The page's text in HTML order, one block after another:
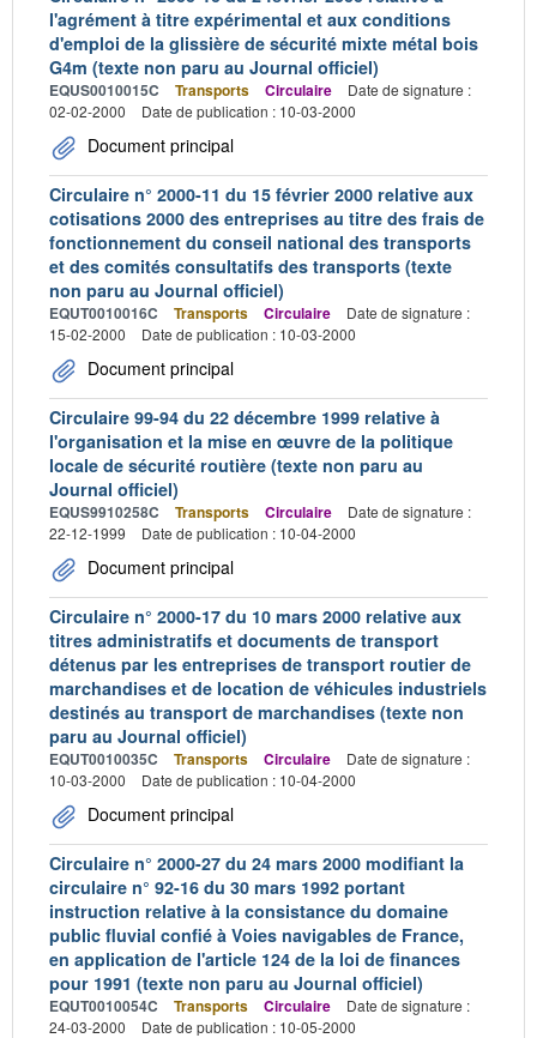
l'agrément à titre expérimental et aux conditions
d'emploi de la glissière de sécurité mixte métal bois
G4m (texte non paru au Journal officiel)
EQUS0010015C Transports Circulaire
Date de signature :
02-02-2000
Date de publication : 10-03-2000
Document principal
Circulaire n° 2000-11 du 15 février 2000 relative aux
cotisations 2000 des entreprises au titre des frais de
fonctionnement du conseil national des transports
et des comités consultatifs des transports (texte
non paru au Journal officiel)
EQUT0010016C Transports Circulaire
Date de signature :
15-02-2000
Date de publication : 10-03-2000
Document principal
Circulaire 99-94 du 22 décembre 1999 relative à
l'organisation et la mise en œuvre de la politique
locale de sécurité routière (texte non paru au
Journal officiel)
EQUS9910258C Transports Circulaire
Date de signature :
22-12-1999
Date de publication : 10-04-2000
Document principal
Circulaire n° 2000-17 du 10 mars 2000 relative aux
titres administratifs et documents de transport
détenus par les entreprises de transport routier de
marchandises et de location de véhicules industriels
destinés au transport de marchandises (texte non
paru au Journal officiel)
EQUT0010035C Transports Circulaire
Date de signature :
10-03-2000
Date de publication : 10-04-2000
Document principal
Circulaire n° 2000-27 du 24 mars 2000 modifiant la
circulaire n° 92-16 du 30 mars 1992 portant
instruction relative à la consistance du domaine
public fluvial confié à Voies navigables de France,
en application de l'article 124 de la loi de finances
pour 1991 (texte non paru au Journal officiel)
EQUT0010054C Transports Circulaire
Date de signature :
24-03-2000
Date de publication : 10-05-2000